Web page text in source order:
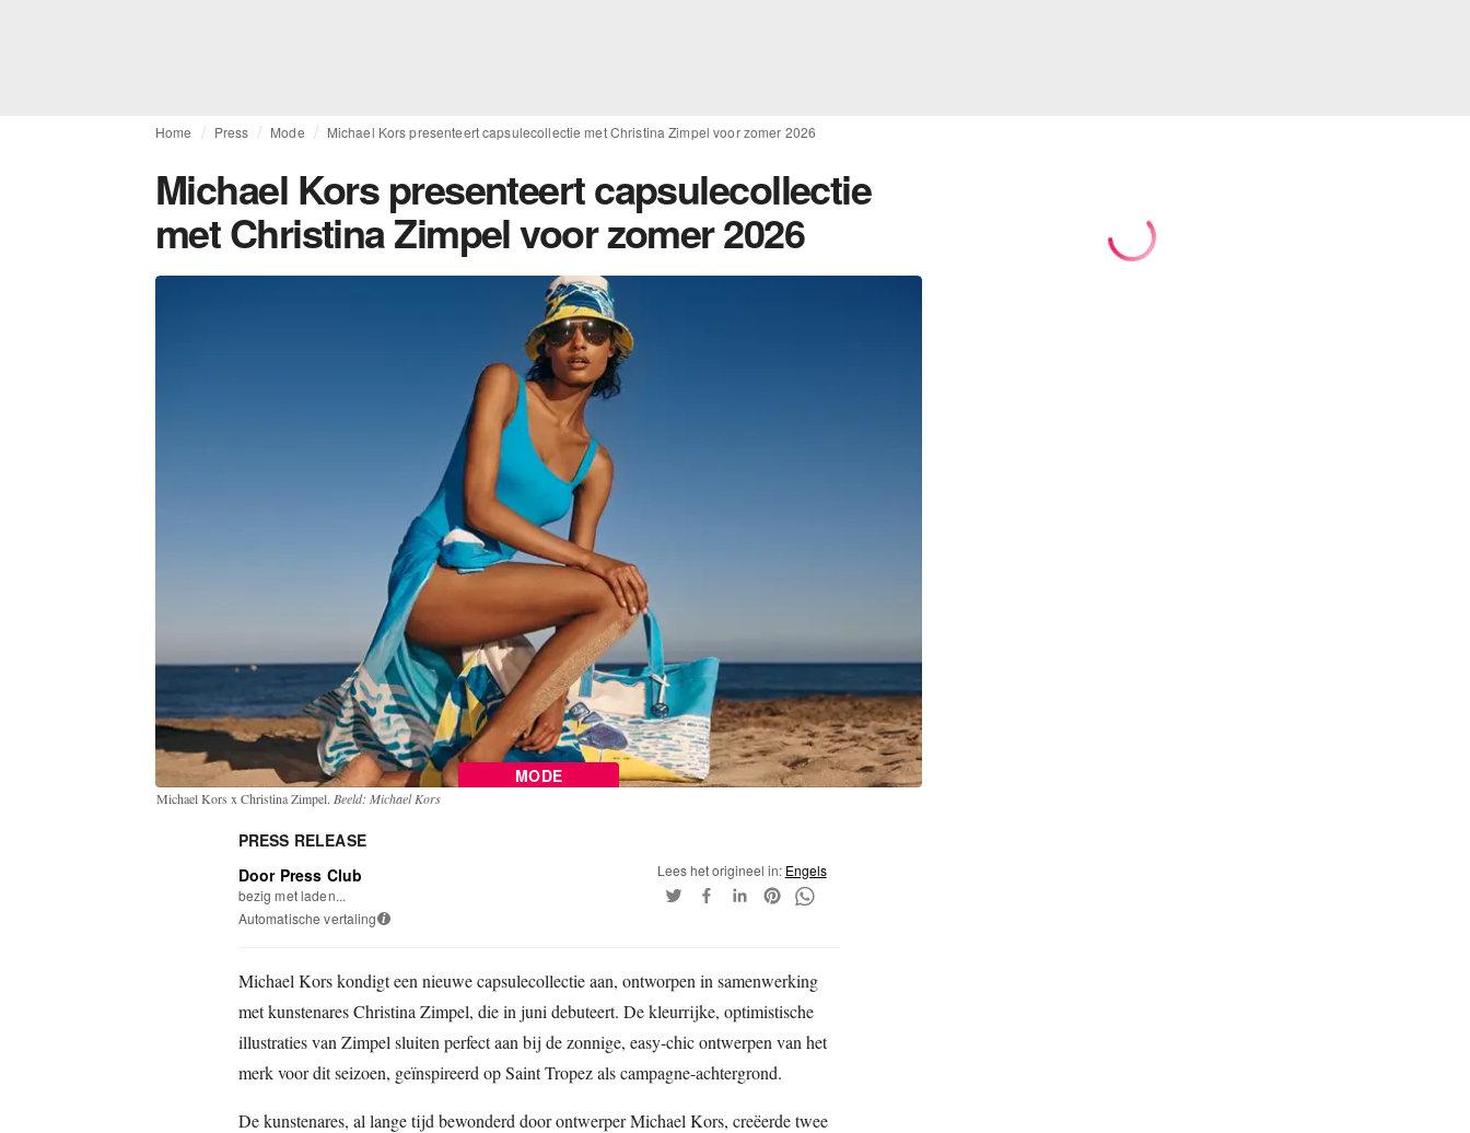
Home Press Mode Michael Kors presenteert capsulecollectie met Christina Zimpel voor zomer 2026
Michael Kors presenteert capsulecollectie
met Christina Zimpel voor zomer 2026
MODE
Michael Kors x Christina Zimpel. Beeld: Michael Kors
PRESS RELEASE
Door Press Club
bezig met laden...
Automatische vertaling i
Lees het origineel in: Engels
Michael Kors kondigt een nieuwe capsulecollectie aan, ontworpen in samenwerking
met kunstenares Christina Zimpel, die in juni debuteert. De kleurrijke, optimistische
illustraties van Zimpel sluiten perfect aan bij de zonnige, easy-chic ontwerpen van het
merk voor dit seizoen, geïnspireerd op Saint Tropez als campagne-achtergrond.
De kunstenares, al lange tijd bewonderd door ontwerper Michael Kors, creëerde twee